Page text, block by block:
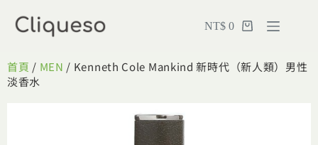
NT$ 0
首頁 / MEN / Kenneth Cole Mankind 新時代（新人類）男性
淡香水